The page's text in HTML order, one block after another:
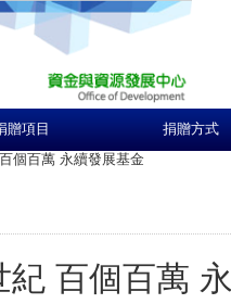
贈項目 捐贈方式
個百萬 永續發展基金
百個百萬